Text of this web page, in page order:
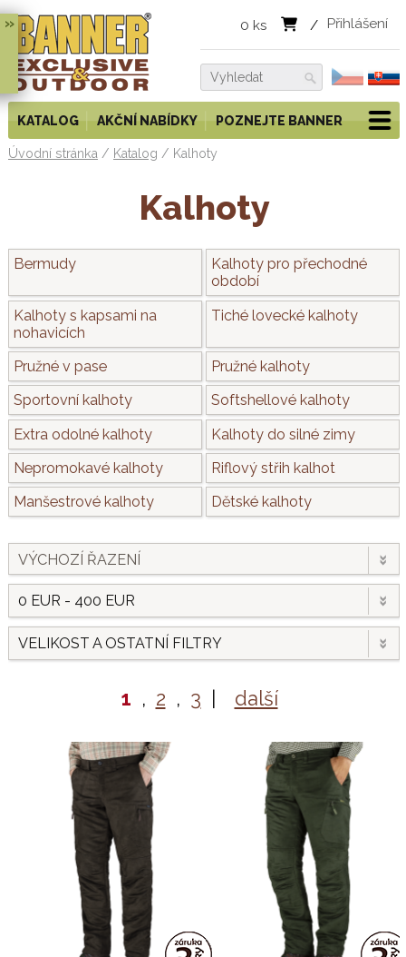
» Přihlášení
0 ks /
KATALOG AKČNÍ NABÍDKY POZNEJTE BANNER
Úvodní stránka / Katalog / Kalhoty
Kalhoty
Bermudy
Kalhoty pro přechodné
období
Kalhoty s kapsami na
nohavicích
Tiché lovecké kalhoty
Pružné v pase
Pružné kalhoty
Sportovní kalhoty
Softshellové kalhoty
Extra odolné kalhoty
Kalhoty do silné zimy
Nepromokavé kalhoty
Riflový střih kalhot
Manšestrové kalhoty
Dětské kalhoty
VÝCHOZÍ ŘAZENÍ
0 EUR - 400 EUR
VELIKOST A OSTATNÍ FILTRY
1 , 2 , 3 | další